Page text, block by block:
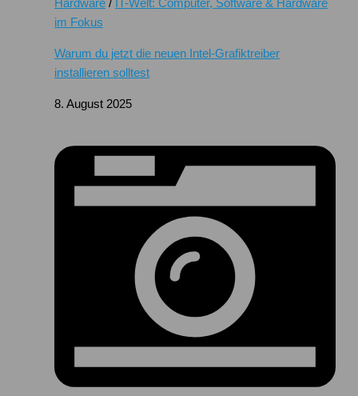
im Fokus
Warum du jetzt die neuen Intel-Grafiktreiber
installieren solltest
8. August 2025